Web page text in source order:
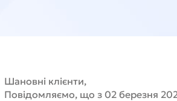
Шановні клієнти,
Повідомляємо, що з 02 березня